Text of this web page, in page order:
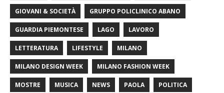
GIOVANI & SOCIETÀ GRUPPO POLICLINICO ABANO
GUARDIA PIEMONTESE LAGO LAVORO
LETTERATURA LIFESTYLE MILANO
MILANO DESIGN WEEK MILANO FASHION WEEK
MOSTRE MUSICA NEWS PAOLA POLITICA